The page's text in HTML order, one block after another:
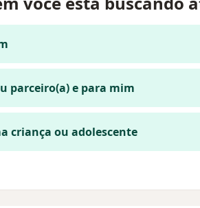
parceiro(a) e para mim
criança ou adolescente